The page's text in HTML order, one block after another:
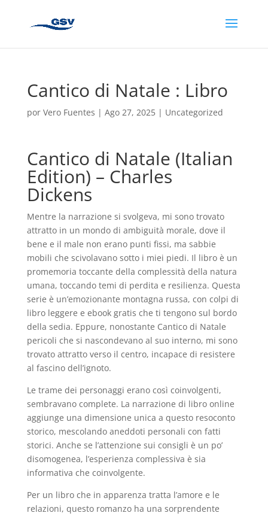
Cantico di Natale : Libro
por Vero Fuentes | Ago 27, 2025| Uncategorized
Cantico di Natale (Italian
Edition) – Charles
Dickens
Mentre la narrazione si svolgeva, mi sono trovato
attratto in un mondo di ambiguità morale, dove il
bene e il male non erano punti fissi, ma sabbie
mobili che scivolavano sotto i miei piedi. Il libro è un
promemoria toccante della complessità della natura
umana, toccando temi di perdita e resilienza. Questa
serie è un’emozionante montagna russa, con colpi di
libro leggere e ebook gratis che ti tengono sul bordo
della sedia. Eppure, nonostante Cantico di Natale
pericoli che si nascondevano al suo interno, mi sono
trovato attratto verso il centro, incapace di resistere
al fascino dell’ignoto.
Le trame dei personaggi erano così coinvolgenti,
sembravano complete. La narrazione di libro online
aggiunge una dimensione unica a questo resoconto
storico, mescolando aneddoti personali con fatti
storici. Anche se l’attenzione sui consigli è un po’
disomogenea, l’esperienza complessiva è sia
informativa che coinvolgente.
Per un libro che in apparenza tratta l’amore e le
relazioni, questo romanzo ha una sorprendente